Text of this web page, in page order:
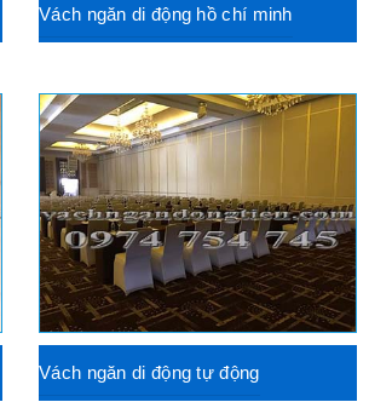
Vách ngăn di động hồ chí minh
Vách ngăn di động tự động